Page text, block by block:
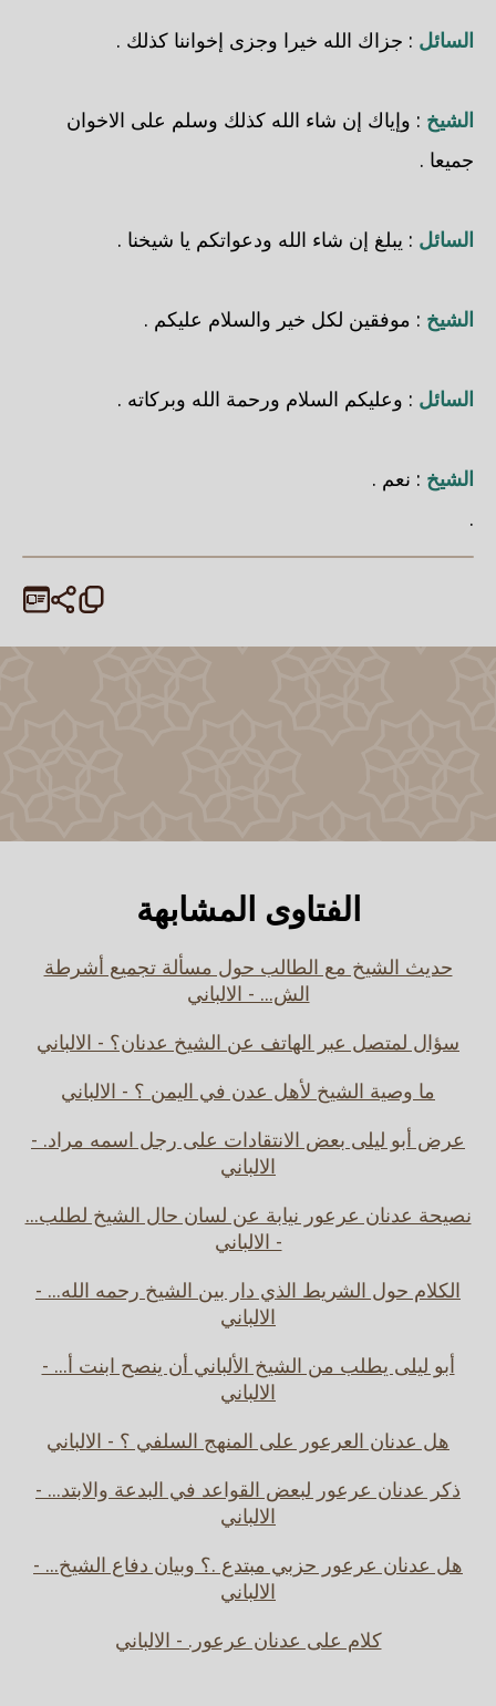
السائل : جزاك الله خيرا وجزى إخواننا كذلك .
الشيخ : وإياك إن شاء الله كذلك وسلم على الاخوان
جميعا .
السائل : يبلغ إن شاء الله ودعواتكم يا شيخنا .
الشيخ : موفقين لكل خير والسلام عليكم .
السائل : وعليكم السلام ورحمة الله وبركاته .
الشيخ : نعم .
.
الفتاوى المشابهة
حديث الشيخ مع الطالب حول مسألة تجميع أشرطة
الش... - الالباني
سؤال لمتصل عبر الهاتف عن الشيخ عدنان؟ - الالباني
ما وصية الشيخ لأهل عدن في اليمن ؟ - الالباني
عرض أبو ليلى بعض الانتقادات على رجل اسمه مراد. -
الالباني
نصيحة عدنان عرعور نيابة عن لسان حال الشيخ لطلب...
- الالباني
الكلام حول الشريط الذي دار بين الشيخ رحمه الله... -
الالباني
أبو ليلى يطلب من الشيخ الألباني أن ينصح ابنت أ... -
الالباني
هل عدنان العرعور على المنهج السلفي ؟ - الالباني
ذكر عدنان عرعور لبعض القواعد في البدعة والابتد... -
الالباني
هل عدنان عرعور حزبي مبتدع .؟ وبيان دفاع الشيخ... -
الالباني
كلام على عدنان عرعور. - الالباني